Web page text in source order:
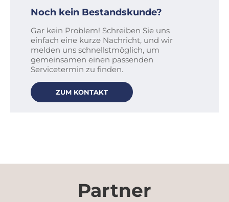
Noch kein Bestandskunde?
Gar kein Problem! Schreiben Sie uns
einfach eine kurze Nachricht, und wir
melden uns schnellstmöglich, um
gemeinsamen einen passenden
Servicetermin zu finden.
ZUM KONTAKT
Partner